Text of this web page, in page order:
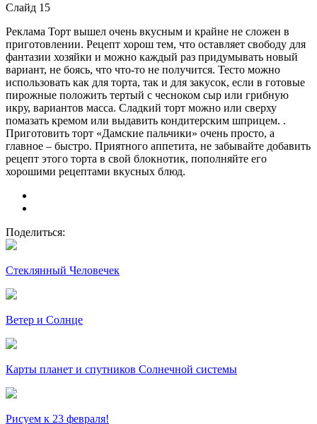
Слайд 15
Реклама Торт вышел очень вкусным и крайне не сложен в
приготовлении. Рецепт хорош тем, что оставляет свободу для
фантазии хозяйки и можно каждый раз придумывать новый
вариант, не боясь, что что-то не получится. Тесто можно
использовать как для торта, так и для закусок, если в готовые
пирожные положить тертый с чесноком сыр или грибную
икру, вариантов масса. Сладкий торт можно или сверху
помазать кремом или выдавить кондитерским шприцем. .
Приготовить торт «Дамские пальчики» очень просто, а
главное – быстро. Приятного аппетита, не забывайте добавить
рецепт этого торта в свой блокнотик, пополняйте его
хорошими рецептами вкусных блюд.
Поделиться:
Стеклянный Человечек
Ветер и Солнце
Карты планет и спутников Солнечной системы
Рисуем к 23 февраля!